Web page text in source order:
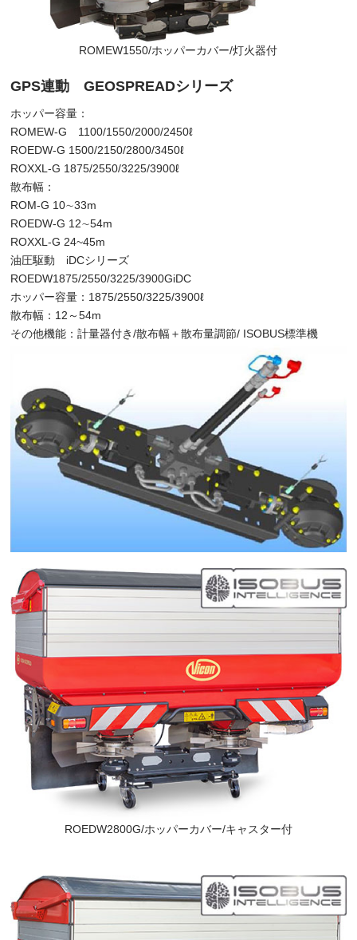
ROMEW1550/ホッパーカバー/灯火器付
GPS連動 GEOSPREADシリーズ
ホッパー容量：
ROMEW-G 1100/1550/2000/2450ℓ
ROEDW-G 1500/2150/2800/3450ℓ
ROXXL-G 1875/2550/3225/3900ℓ
散布幅：
ROM-G 10∼33m
ROEDW-G 12∼54m
ROXXL-G 24~45m
油圧駆動 iDCシリーズ
ROEDW1875/2550/3225/3900GiDC
ホッパー容量：1875/2550/3225/3900ℓ
散布幅：12～54m
その他機能：計量器付き/散布幅＋散布量調節/ ISOBUS標準機
ROEDW2800G/ホッパーカバー/キャスター付